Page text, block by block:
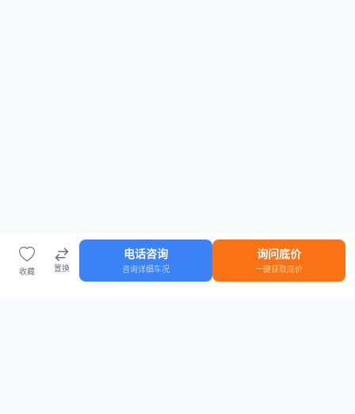
收藏 置换
电话咨询
咨询详细车况
询问底价
一键获取底价
车源 知识 登录